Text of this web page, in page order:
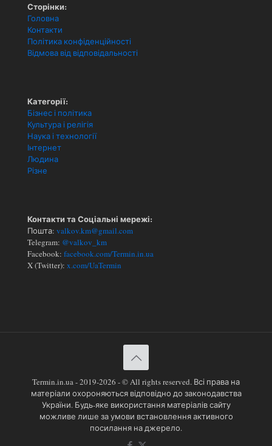
Сторінки:
Головна
Контакти
Політика конфіденційності
Відмова від відповідальності
Категорії:
Бізнес і політика
Культура і релігія
Наука і технології
Інтернет
Людина
Різне
Контакти та Соціальні мережі:
Пошта: valkov.km@gmail.com
Telegram: @valkov_km
Facebook: facebook.com/Termin.in.ua
X (Twitter): x.com/UaTermin
Termin.in.ua - 2019-2026 - © All rights reserved. Всі права на
матеріали охороняються відповідно до законодавства
України. Будь-яке використання матеріалів сайту
можливе лише за умови встановлення активного
посилання на джерело.